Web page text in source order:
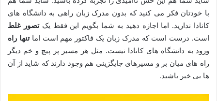
با خودتان فکر می کنید که بدون مدرک زبان راهی به دانشگاه های
کانادا ندارید. اما اجازه دهید به شما بگویم این فقط یکتصور غلط
است. درست است که مدرک زبان یک فاکتور مهم است اماتنها راه
ورود به دانشگاه های کانادا نیست. مثل هر مسیر پر پیچ و خم دیگر
راه های میان بر و مسیرهای جایگزینی هم وجود دارند که شاید از آن
ها بی خبر باشید.